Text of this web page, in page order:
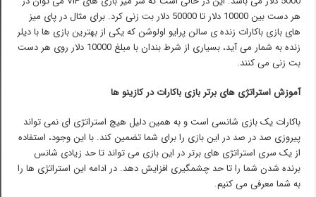
هر دست بین 10000 دلار تا 50000 دلار بت زنی کرد. برای مثال در پای میز
های بازی باکارات زنده ی سالن پرایو اولوشن که یکی از بهترین بازی ها با دیلر
زنده به شمار می آید، بسیاری از شرط بندان با مبلغ 10000 دلار روی هر دست
بت زنی می کنند.
آموزش استراتژی های برتر بازی باکارات در کازینو ها
باکارات یک بازی شانسی است و به همین دلیل هیچ استراتژی ای نمی تواند
پیروزی صد در صد در این بازی را برای شما تضمین کند. با این وجود، استفاده
از یک سری استراتژی های برتر در این بازی می تواند تا حد زیادی شانس
برنده شدن شما را تا حد چشمگیری افزایش دهد. در ادامه این استراتژی ها را
به شما معرفی می کنیم.